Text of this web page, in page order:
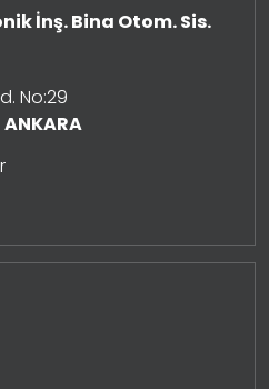
İnş. Bina Otom. Sis.
No:29
ANKARA